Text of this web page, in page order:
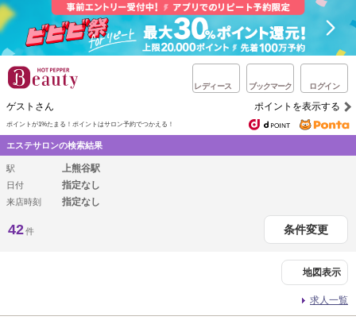
レディース ブックマーク ログイン
ゲストさん ポイントを表示する
ポイントが1%たまる！ ポイントはサロン予約でつかえる！
エステサロンの検索結果
駅 上熊谷駅
日付 指定なし
来店時刻 指定なし
42件 条件変更
地図表示
求人一覧